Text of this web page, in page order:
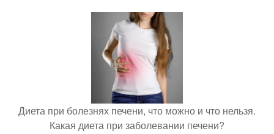
Диета при болезнях печени, что можно и что нельзя.
Какая диета при заболевании печени?